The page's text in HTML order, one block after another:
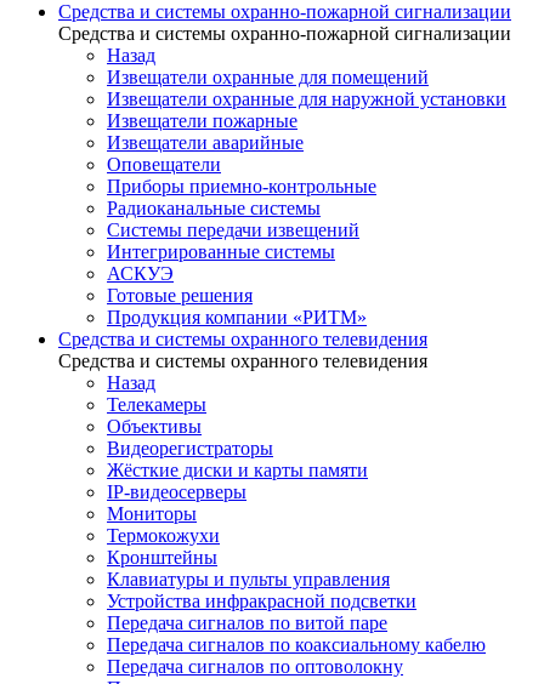
Средства и системы охранно-пожарной сигнализации
Средства и системы охранно-пожарной сигнализации
Назад
Извещатели охранные для помещений
Извещатели охранные для наружной установки
Извещатели пожарные
Извещатели аварийные
Оповещатели
Приборы приемно-контрольные
Радиоканальные системы
Системы передачи извещений
Интегрированные системы
АСКУЭ
Готовые решения
Продукция компании «РИТМ»
Средства и системы охранного телевидения
Средства и системы охранного телевидения
Назад
Телекамеры
Объективы
Видеорегистраторы
Жёсткие диски и карты памяти
IP-видеосерверы
Мониторы
Термокожухи
Кронштейны
Клавиатуры и пульты управления
Устройства инфракрасной подсветки
Передача сигналов по витой паре
Передача сигналов по коаксиальному кабелю
Передача сигналов по оптоволокну